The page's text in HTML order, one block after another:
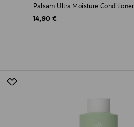
Palsam Ultra Moisture
Original Price
14,90 €